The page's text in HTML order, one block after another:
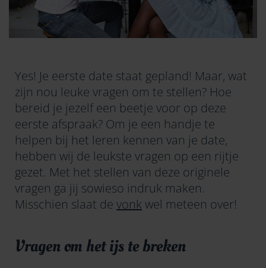
Yes! Je eerste date staat gepland! Maar, wat
zijn nou leuke vragen om te stellen? Hoe
bereid je jezelf een beetje voor op deze
eerste afspraak? Om je een handje te
helpen bij het leren kennen van je date,
hebben wij de leukste vragen op een rijtje
gezet. Met het stellen van deze originele
vragen ga jij sowieso indruk maken.
Misschien slaat de vonk wel meteen over!
Vragen om het ijs te breken